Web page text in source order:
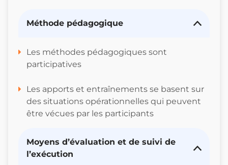
Méthode pédagogique
Les méthodes pédagogiques sont
participatives
Les apports et entraînements se basent sur
des situations opérationnelles qui peuvent
être vécues par les participants
Moyens d’évaluation et de suivi de
l’exécution